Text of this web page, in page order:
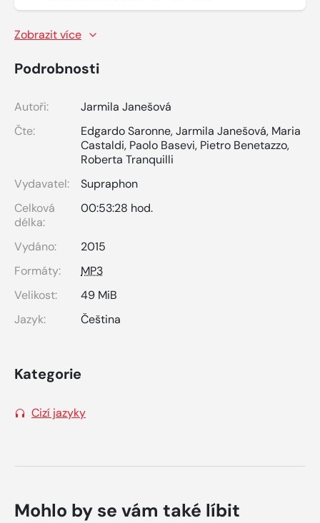
Zobrazit více
Podrobnosti
Autoři:
Jarmila Janešová
Čte:
Edgardo Saronne,Jarmila Janešová, Maria
Castaldi, Paolo Basevi, Pietro Benetazzo,
Roberta Tranquilli
Vydavatel:
Supraphon
Celková
délka:
00:53:28 hod.
Vydáno:
2015
Formáty:
MP3
Velikost:
49 MiB
Jazyk:
Čeština
Kategorie
Cizí jazyky
Mohlo by se vám také líbit